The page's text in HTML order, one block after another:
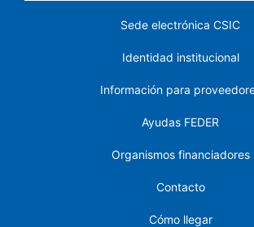
Sede electrónica CSIC
Identidad institucional
Información para
Ayudas FEDER
Organismos financiadores
Contacto
Cómo llegar